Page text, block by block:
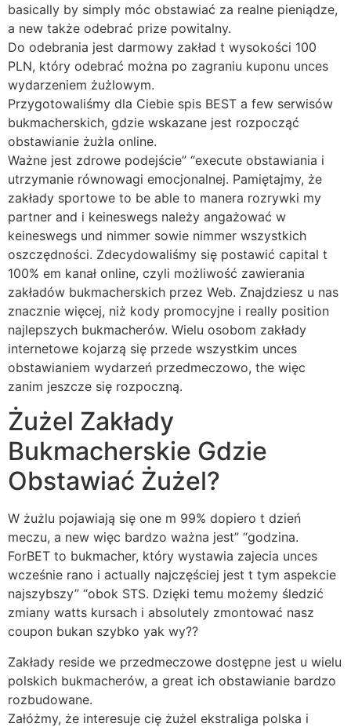
basically by simply móc obstawiać za realne pieniądze,
a new także odebrać prize powitalny.
Do odebrania jest darmowy zakład t wysokości 100
PLN, który odebrać można po zagraniu kuponu unces
wydarzeniem żużlowym.
Przygotowaliśmy dla Ciebie spis BEST a few serwisów
bukmacherskich, gdzie wskazane jest rozpocząć
obstawianie żużla online.
Ważne jest zdrowe podejście” “execute obstawiania i
utrzymanie równowagi emocjonalnej. Pamiętajmy, że
zakłady sportowe to be able to manera rozrywki my
partner and i keineswegs należy angażować w
keineswegs und nimmer sowie nimmer wszystkich
oszczędności. Zdecydowaliśmy się postawić capital t
100% em kanał online, czyli możliwość zawierania
zakładów bukmacherskich przez Web. Znajdziesz u nas
znacznie więcej, niż kody promocyjne i really position
najlepszych bukmacherów. Wielu osobom zakłady
internetowe kojarzą się przede wszystkim unces
obstawianiem wydarzeń przedmeczowo, the więc
zanim jeszcze się rozpoczną.
Żużel Zakłady
Bukmacherskie Gdzie
Obstawiać Żużel?
W żużlu pojawiają się one m 99% dopiero t dzień
meczu, a new więc bardzo ważna jest” “godzina.
ForBET to bukmacher, który wystawia zajecia unces
wcześnie rano i actually najczęściej jest t tym aspekcie
najszybszy” “obok STS. Dzięki temu możemy śledzić
zmiany watts kursach i absolutely zmontować nasz
coupon bukan szybko yak wy??
Zakłady reside we przedmeczowe dostępne jest u wielu
polskich bukmacherów, a great ich obstawianie bardzo
rozbudowane.
Załóżmy, że interesuje cię żużel ekstraliga polska i